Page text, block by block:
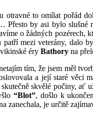
otravné to omílat pořád
Přesto by asi bylo slušné
o žádných pozérech,
mezi veterány, dalo
éry Bathory na
tím, že jsem měl
a její staré věci
skutečně skvělé počiny, ať
“Blot”, došlo k
zanechala, je určitě